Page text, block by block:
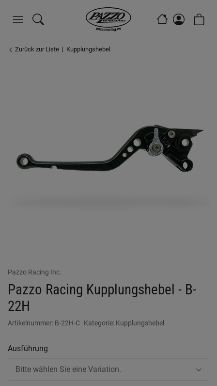
Zurück zur Liste Kupplungshebel
Pazzo Racing Inc.
Pazzo Racing Kupplungshebel - B-
22H
Artikelnummer: B-22H-C Kategorie: Kupplungshebel
Ausführung
Bitte wählen Sie eine Variation.